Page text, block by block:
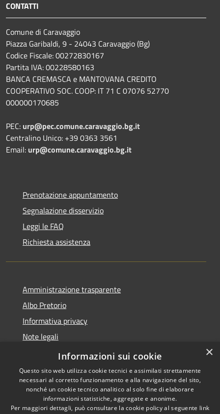
CONTATTI
Comune di Caravaggio
Piazza Garibaldi, 9 - 24043 Caravaggio (Bg)
Codice Fiscale: 00272830167
Partita IVA: 00228580163
BANCA CREMASCA e MANTOVANA CREDITO
COOPERATIVO SOC. COOP: IT 71 C 07076 52770
000000170685
PEC: urp@pec.comune.caravaggio.bg.it
Centralino Unico: +39 0363 3561
Email: urp@comune.caravaggio.bg.it
Prenotazione appuntamento
Segnalazione disservizio
Leggi le FAQ
Richiesta assistenza
Amministrazione trasparente
Albo Pretorio
Informativa privacy
Note legali
Dichiarazione di accessibilità
Copyright © 2026 • Comune di
×
Informazioni sui cookie
Questo sito web utilizza cookie tecnici e assimilati strettamente
necessari al corretto funzionamento e alla navigazione del sito,
nonché un cookie tecnico analitico al solo fine di elaborare
informazioni statistiche, aggregate e anonime.
Per maggiori dettagli, può consultare la cookie policy al seguente link